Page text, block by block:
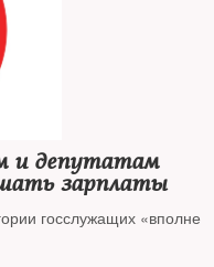
и депутатам
зарплаты
госслужащих «вполне